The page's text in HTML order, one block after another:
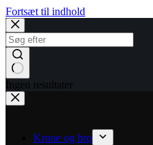
Fortsæt til indhold
Ingen resultater
Krone og bro